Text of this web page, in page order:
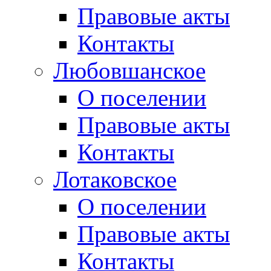
Правовые акты
Контакты
Любовшанское
О поселении
Правовые акты
Контакты
Лотаковское
О поселении
Правовые акты
Контакты